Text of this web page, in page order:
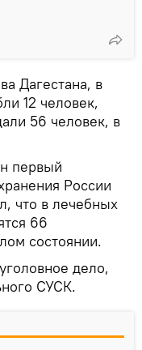
Дагестана, в
12 человек,
56 человек, в
первый
России
что в лечебных
66
состоянии.
дело,
СУСК.